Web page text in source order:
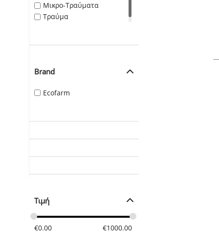
Μικρο-Τραύματα
Τραύμα
Brand
Ecofarm
Τιμή
€0.00 €1000.00